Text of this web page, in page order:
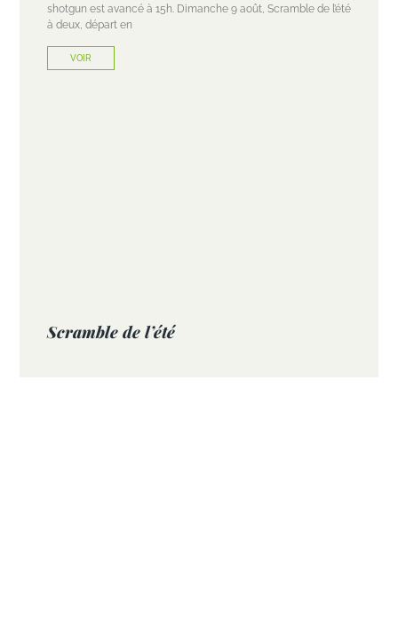
shotgun est avancé à 15h. Dimanche 9 août, Scramble de l’été
à deux, départ en
VOIR
Scramble de l’été